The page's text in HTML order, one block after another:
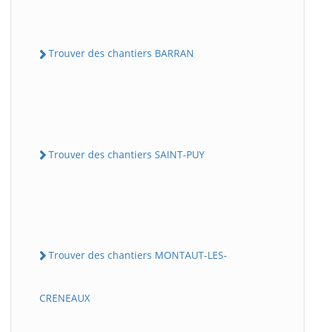
Trouver des chantiers BARRAN
Trouver des chantiers SAINT-PUY
Trouver des chantiers MONTAUT-LES-
CRENEAUX